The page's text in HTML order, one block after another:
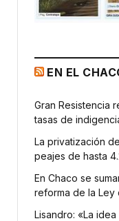
EN EL
Gran Resistencia
tasas de
La privatización
peajes de hasta
En Chaco se
reforma de la Ley
Lisandro: «La